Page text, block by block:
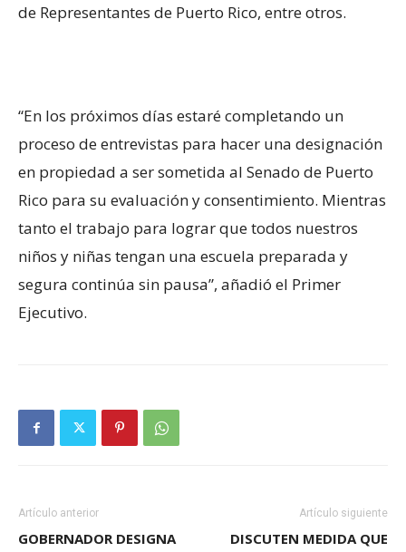
de Representantes de Puerto Rico, entre otros.
“En los próximos días estaré completando un
proceso de entrevistas para hacer una designación
en propiedad a ser sometida al Senado de Puerto
Rico para su evaluación y consentimiento. Mientras
tanto el trabajo para lograr que todos nuestros
niños y niñas tengan una escuela preparada y
segura continúa sin pausa”, añadió el Primer
Ejecutivo.
Artículo anterior
GOBERNADOR DESIGNA
Artículo siguiente
DISCUTEN MEDIDA QUE